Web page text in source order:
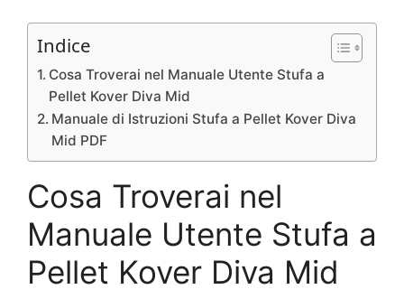
Indice
Cosa Troverai nel Manuale Utente Stufa a
Pellet Kover Diva Mid
Manuale di Istruzioni Stufa a Pellet Kover Diva
Mid PDF
Cosa Troverai nel
Manuale Utente Stufa a
Pellet Kover Diva Mid